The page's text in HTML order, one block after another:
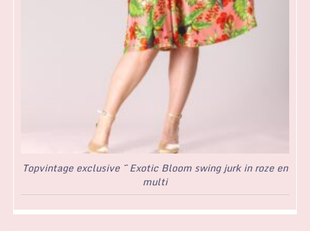
Topvintage exclusive ~ Exotic Bloom swing jurk in roze en
multi